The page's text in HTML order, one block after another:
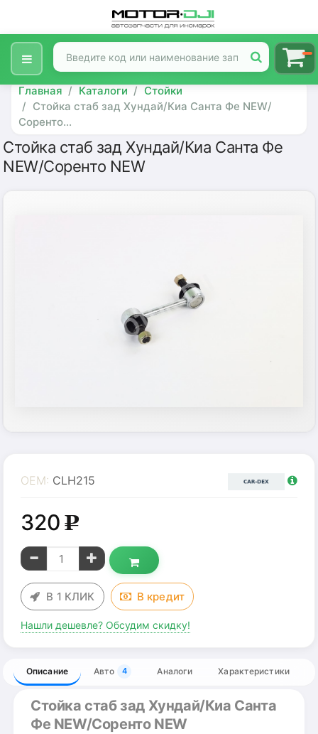
Главная Каталоги
Стойки
Стойка стаб зад Хундай/Киа Санта Фе NEW/
Соренто...
Стойка стаб зад Хундай/Киа Санта Фе
NEW/Соренто NEW
OEM: CLH215
320g
В 1 КЛИК В кредит
Нашли дешевле? Обсудим скидку!
Описание Авто 4 Аналоги Характеристики
Стойка стаб зад Хундай/Киа Санта
Фе NEW/Соренто NEW